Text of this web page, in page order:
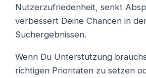
Nutzerzufriedenheit, senkt
verbessert Deine Chancen in
Suchergebnissen.
Wenn Du Unterstützung
richtigen Prioritäten zu setzen